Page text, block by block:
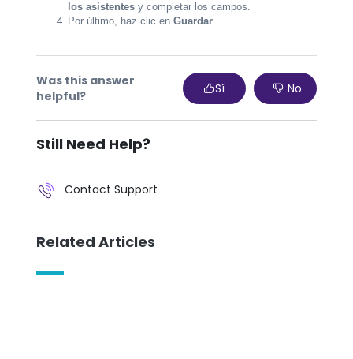
los asistentes y completar los campos.
Por último, haz clic en Guardar
Was this answer
helpful?
Sí No
Still Need Help?
Contact Support
Related Articles